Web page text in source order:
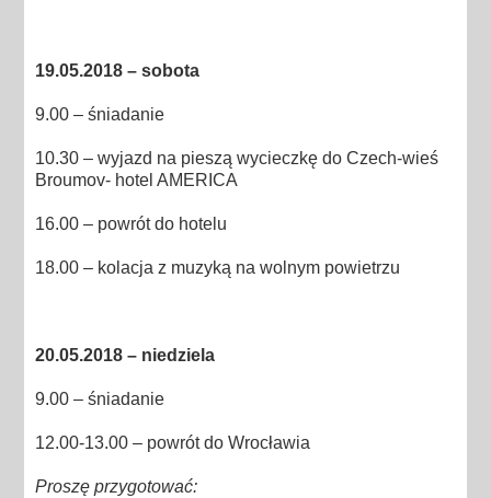
19.05.2018 – sobota
9.00 – śniadanie
10.30 – wyjazd na pieszą wycieczkę do Czech-wieś
Broumov- hotel AMERICA
16.00 – powrót do hotelu
18.00 – kolacja z muzyką na wolnym powietrzu
20.05.2018 – niedziela
9.00 – śniadanie
12.00-13.00 – powrót do Wrocławia
Proszę przygotować: